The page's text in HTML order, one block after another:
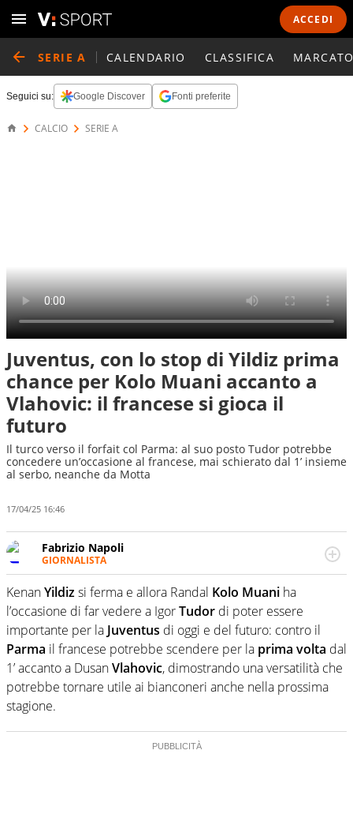
ACCEDI
SERIE A CALENDARIO CLASSIFICA
Seguici su: Google Discover Fonti preferite
CALCIO SERIE A
Juventus, con lo stop di Yildiz prima
chance per Kolo Muani accanto a
Vlahovic: il francese si gioca il
futuro
Il turco verso il forfait col Parma: al suo posto Tudor potrebbe
concedere un’occasione al francese, mai schierato dal 1’ insieme
al serbo, neanche da Motta
17/04/25 16:46
Fabrizio Napoli
GIORNALISTA
Giornalista professionista, per Virgilio Sport segue anche
il calcio ma è con la pallanuoto che esalta competenze e
passioni. Cura la comunicazione di HaBaWaBa, il più
grande festival di waterpolo per bambini al mondo
KenanYildizsi ferma e allora Randal Kolo Muani ha
l’occasione di far vedere a IgorTudor di poter essere
importante per la Juventus di oggi e del futuro: contro il
Parma il francese potrebbe scendere per la prima volta dal
1’ accanto a DusanVlahovic, dimostrando una versatilità che
potrebbe tornare utile ai bianconeri anche nella prossima
stagione.